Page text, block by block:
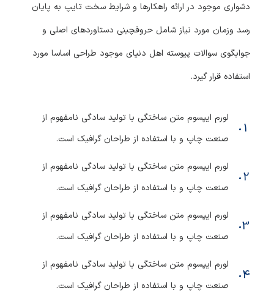
دشواری موجود در ارائه راهکارها و شرایط سخت تایپ به پایان
رسد وزمان مورد نیاز شامل حروفچینی دستاوردهای اصلی و
جوابگوی سوالات پیوسته اهل دنیای موجود طراحی اساسا مورد
استفاده قرار گیرد.
لورم ایپسوم متن ساختگی با تولید سادگی نامفهوم از
صنعت چاپ و با استفاده از طراحان گرافیک است.
لورم ایپسوم متن ساختگی با تولید سادگی نامفهوم از
صنعت چاپ و با استفاده از طراحان گرافیک است.
لورم ایپسوم متن ساختگی با تولید سادگی نامفهوم از
صنعت چاپ و با استفاده از طراحان گرافیک است.
لورم ایپسوم متن ساختگی با تولید سادگی نامفهوم از
صنعت چاپ و با استفاده از طراحان گرافیک است.